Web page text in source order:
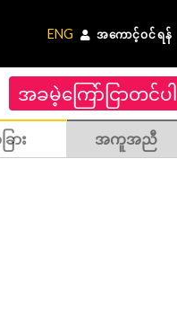
ENG အကောင့်ဝင်ရန်
အခမဲ့ကြော်ငြာတင်ပါ
ား အကူအညီ